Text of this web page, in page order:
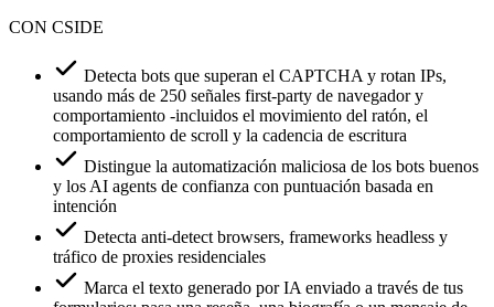
CON CSIDE
Detecta bots que superan el CAPTCHA y rotan IPs,
usando más de 250 señales first-party de navegador y
comportamiento -incluidos el movimiento del ratón, el
comportamiento de scroll y la cadencia de escritura
Distingue la automatización maliciosa de los bots buenos
y los AI agents de confianza con puntuación basada en
intención
Detecta anti-detect browsers, frameworks headless y
tráfico de proxies residenciales
Marca el texto generado por IA enviado a través de tus